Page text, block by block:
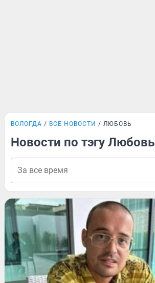
ВОЛОГДА ВСЕ НОВОСТИ ЛЮБОВЬ
Новости по тэгу Любовь